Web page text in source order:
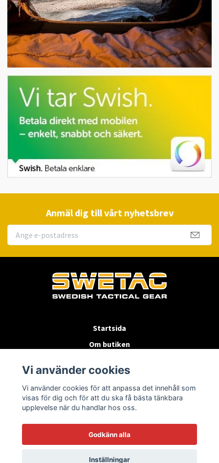
Anmäl dig till vårt nyhetsbrev
Startsida
Om butiken
Byten & Returer
Kontakta oss
Vi använder cookies
Vi använder cookies för att anpassa det innehåll som
visas för dig och för att du ska få bästa tänkbara
upplevelse när du handlar hos oss.
Godkänn alla
Inställningar